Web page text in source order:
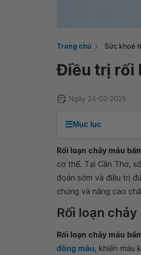
Trang chủ Sức khoẻ
Điều trị rối
Ngày 24-03-2025
☰Mục lục
Rối loạn chảy máu
cơ thể. Tại Cần Thơ,
đoán sớm và điều trị
chứng và nâng cao
Rối loạn
Rối loạn chảy máu
đông máu, khiến máu